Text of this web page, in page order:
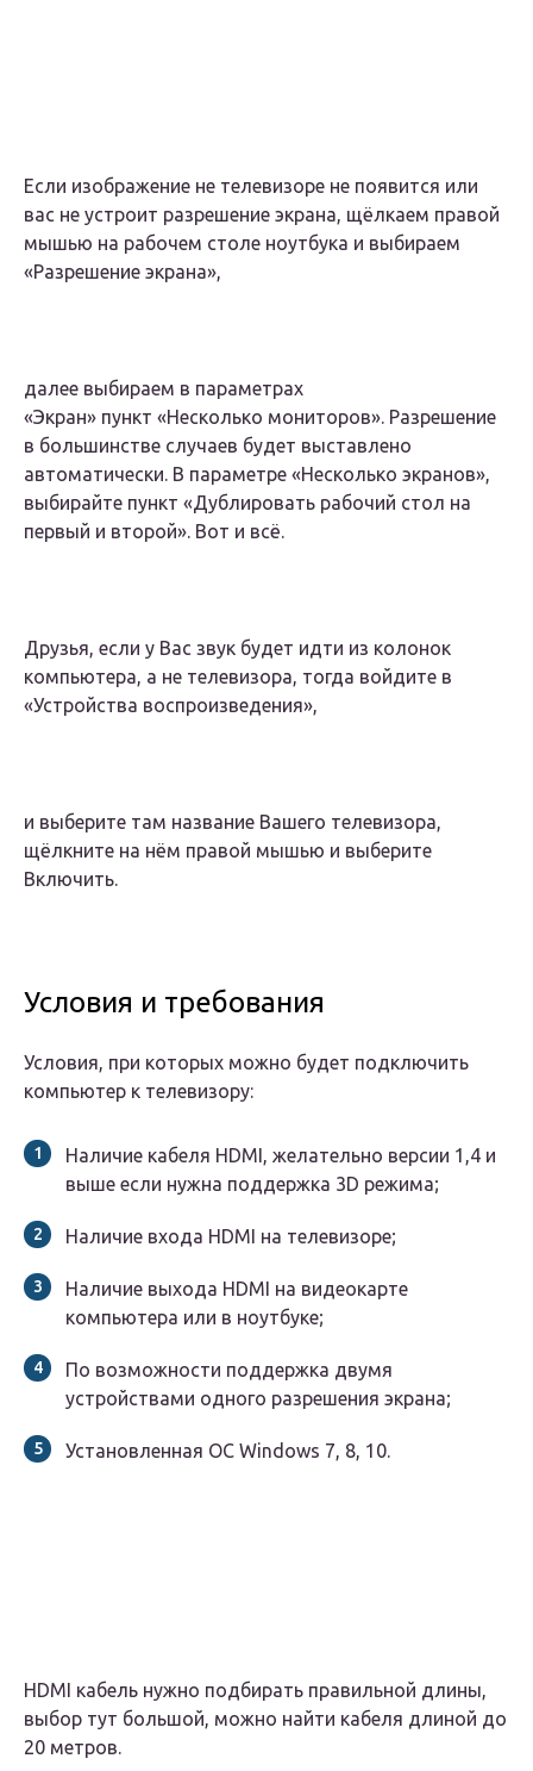
Если изображение не телевизоре не появится или
вас не устроит разрешение экрана, щёлкаем правой
мышью на рабочем столе ноутбука и выбираем
«Разрешение экрана»,
далее выбираем в параметрах
«Экран» пункт «Несколько мониторов». Разрешение
в большинстве случаев будет выставлено
автоматически. В параметре «Несколько экранов»,
выбирайте пункт «Дублировать рабочий стол на
первый и второй». Вот и всё.
Друзья, если у Вас звук будет идти из колонок
компьютера, а не телевизора, тогда войдите в
«Устройства воспроизведения»,
и выберите там название Вашего телевизора,
щёлкните на нём правой мышью и выберите
Включить.
Условия и требования
Условия, при которых можно будет подключить
компьютер к телевизору:
Наличие кабеля HDMI, желательно версии 1,4 и
выше если нужна поддержка 3D режима;
Наличие входа HDMI на телевизоре;
Наличие выхода HDMI на видеокарте
компьютера или в ноутбуке;
По возможности поддержка двумя
устройствами одного разрешения экрана;
Установленная ОС Windows 7, 8, 10.
HDMI кабель нужно подбирать правильной длины,
выбор тут большой, можно найти кабеля длиной до
20 метров.